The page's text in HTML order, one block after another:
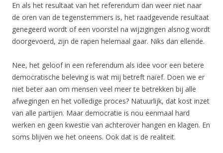
En als het resultaat van het referendum dan weer niet naar
de oren van de tegenstemmers is, het raadgevende resultaat
genegeerd wordt of een voorstel na wijzigingen alsnog wordt
doorgevoerd, zijn de rapen helemaal gaar. Niks dan ellende.
Nee, het geloof in een referendum als idee voor een betere
democratische beleving is wat mij betreft naïef. Doen we er
niet beter aan om mensen veel meer te betrekken bij alle
afwegingen en het volledige proces? Natuurlijk, dat kost inzet
van alle partijen. Maar democratie is nou eenmaal hard
werken en geen kwestie van achterover hangen en klagen. En
soms blijven we het oneens. Ook dat is de realiteit.